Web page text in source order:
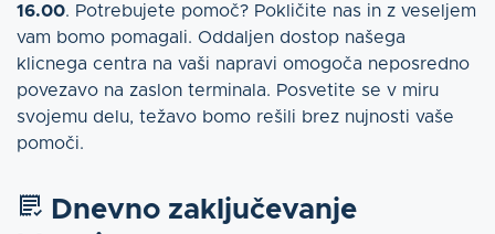
16.00. Potrebujete pomoč? Pokličite nas in z veseljem
vam bomo pomagali. Oddaljen dostop našega
klicnega centra na vaši napravi omogoča neposredno
povezavo na zaslon terminala. Posvetite se v miru
svojemu delu, težavo bomo rešili brez nujnosti vaše
pomoči.
Dnevno zaključevanje